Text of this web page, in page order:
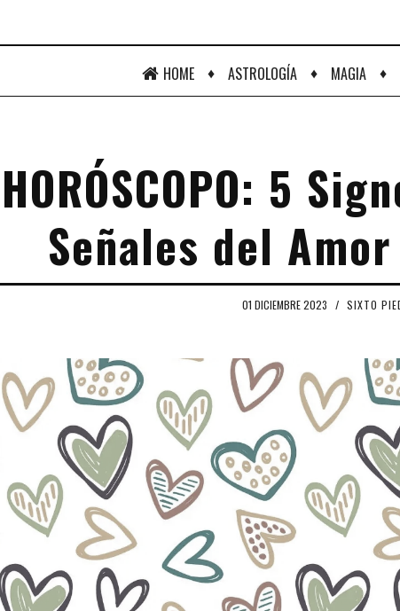
HOME ♦ ASTROLOGÍA ♦ MAGIA ♦
HORÓSCOPO: 5
Señales del
01 DICIEMBRE 2023 / SIXTO